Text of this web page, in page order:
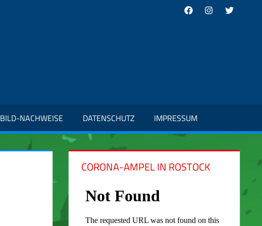
FacebookInstagram
Twitter
BILD-NACHWEISE DATENSCHUTZ IMPRESSUM
CORONA-AMPEL IN ROSTOCK